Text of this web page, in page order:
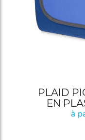
PLAID
EN
à